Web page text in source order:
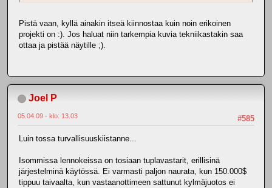
Pistä vaan, kyllä ainakin itseä kiinnostaa kuin noin erikoinen
projekti on :). Jos haluat niin tarkempia kuvia tekniikastakin saa
ottaa ja pistää näytille ;).
Joel P
#585
05.04.09 - klo: 13.03
Luin tossa turvallisuuskiistanne...
Isommissa lennokeissa on tosiaan tuplavastarit, erillisinä
järjestelminä käytössä. Ei varmasti paljon naurata, kun 150.000$
tippuu taivaalta, kun vastaanottimeen sattunut kylmäjuotos ei